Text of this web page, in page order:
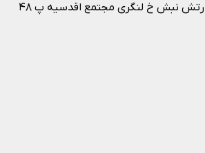
آدرس اقدسیه میدان ارتش نبش خ لنگری مجتمع اقدسیه پ ۴۸